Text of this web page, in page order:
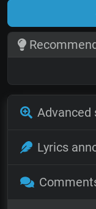
Advanced
Lyrics